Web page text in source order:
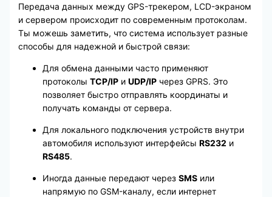
Передача данных между GPS-трекером, LCD-экраном
и сервером происходит по современным протоколам.
Ты можешь заметить, что система использует разные
способы для надежной и быстрой связи:
Для обмена данными часто применяют
протоколы TCP/IPи UDP/IPчерез GPRS. Это
позволяет быстро отправлять координаты и
получать команды от сервера.
Для локального подключения устройств внутри
автомобиля используют интерфейсы RS232 и
RS485.
Иногда данные передают через SMSили
напрямую по GSM-каналу, если интернет